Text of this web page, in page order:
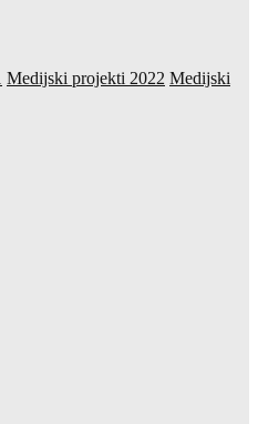
Medijski projekti 2022 Medijski